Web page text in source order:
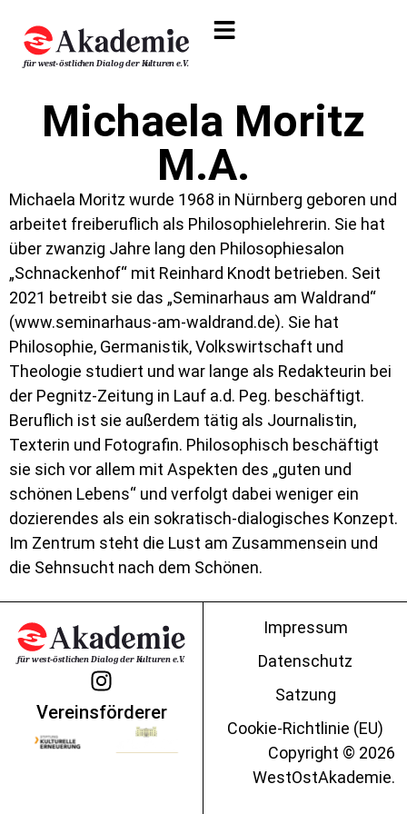
Michaela Moritz
M.A.
Michaela Moritz wurde 1968 in Nürnberg geboren und
arbeitet freiberuflich als Philosophielehrerin. Sie hat
über zwanzig Jahre lang den Philosophiesalon
„Schnackenhof“ mit Reinhard Knodt betrieben. Seit
2021 betreibt sie das „Seminarhaus am Waldrand“
(www.seminarhaus-am-waldrand.de). Sie hat
Philosophie, Germanistik, Volkswirtschaft und
Theologie studiert und war lange als Redakteurin bei
der Pegnitz-Zeitung in Lauf a.d. Peg. beschäftigt.
Beruflich ist sie außerdem tätig als Journalistin,
Texterin und Fotografin. Philosophisch beschäftigt
sie sich vor allem mit Aspekten des „guten und
schönen Lebens“ und verfolgt dabei weniger ein
dozierendes als ein sokratisch-dialogisches Konzept.
Im Zentrum steht die Lust am Zusammensein und
die Sehnsucht nach dem Schönen.
Vereinsförderer
Impressum
Datenschutz
Satzung
Cookie-Richtlinie (EU)
Copyright © 2026
WestOstAkademie.